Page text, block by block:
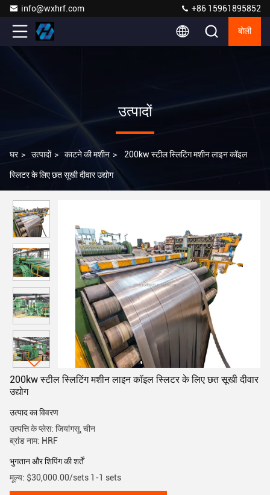
info@wxhrf.com +86 15961895852
बोली
उत्पादों
घर > उत्पादों > काटने की मशीन > 200kw स्टील स्लिटिंग मशीन लाइन कॉइल
स्लिटर के लिए छत सूखी दीवार उद्योग
200kw स्टील स्लिटिंग मशीन लाइन कॉइल स्लिटर के लिए छत सूखी दीवार
उद्योग
उत्पाद का विवरण
उत्पत्ति के प्लेस: जियांगसू, चीन
ब्रांड नाम: HRF
भुगतान और शिपिंग की शर्तें
मूल्य: $30,000.00/sets 1-1 sets